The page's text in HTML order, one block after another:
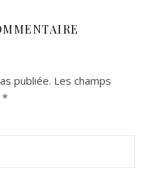
publiée. Les champs
*